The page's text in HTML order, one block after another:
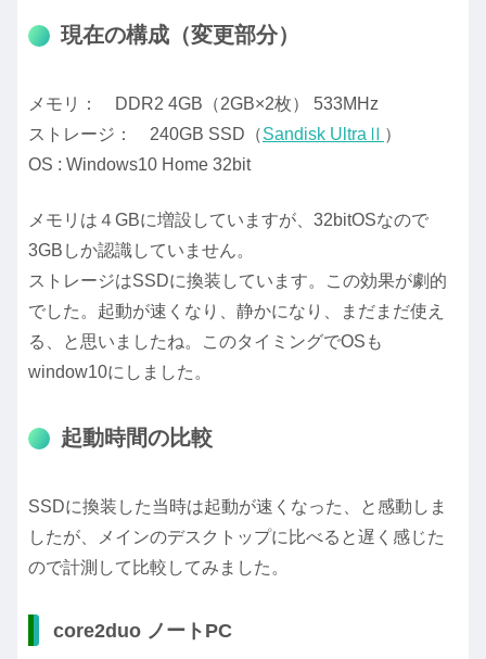
現在の構成（変更部分）
メモリ： DDR2 4GB（2GB×2枚） 533MHz
ストレージ： 240GB SSD（Sandisk UltraⅡ ）
OS : Windows10 Home 32bit
メモリは４GBに増設していますが、32bitOSなので
3GBしか認識していません。
ストレージはSSDに換装しています。この効果が劇的
でした。起動が速くなり、静かになり、まだまだ使え
る、と思いましたね。このタイミングでOSも
window10にしました。
起動時間の比較
SSDに換装した当時は起動が速くなった、と感動しま
したが、メインのデスクトップに比べると遅く感じた
ので計測して比較してみました。
core2duo ノートPC